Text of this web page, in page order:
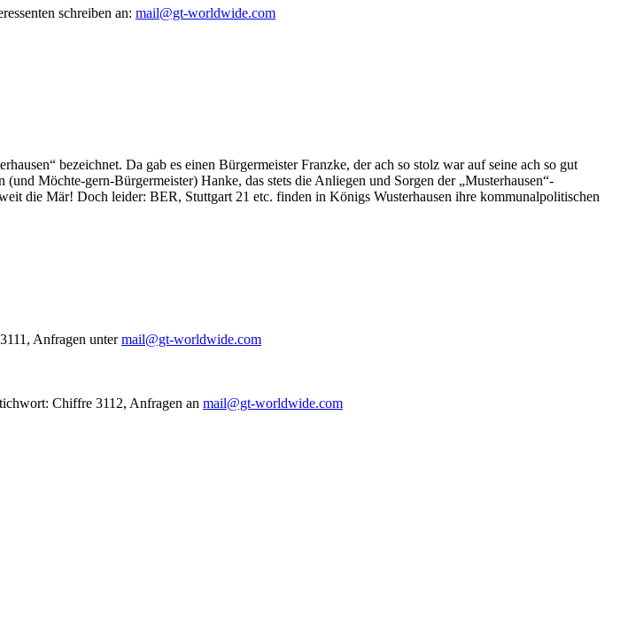
schreiben an: mail@gt-worldwide.com
bezeichnet. Da gab es einen Bürgermeister Franzke, der ach so stolz war auf seine ach so gut
Möchte-gern-Bürgermeister) Hanke, das stets die Anliegen und Sorgen der „Musterhausen“-
die Mär! Doch leider: BER, Stuttgart 21 etc. finden in Königs Wusterhausen ihre kommunalpolitischen
Anfragen untermail@gt-worldwide.com
Chiffre 3112, Anfragen an mail@gt-worldwide.com